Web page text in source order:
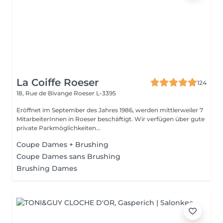
La Coiffe Roeser
124
18, Rue de Bivange Roeser L-3395
Eröffnet im September des Jahres 1986, werden mittlerweiler 7
MitarbeiterInnen in Roeser beschäftigt. Wir verfügen über gute
private Parkmöglichkeiten...
Coupe Dames + Brushing
Coupe Dames sans Brushing
Brushing Dames